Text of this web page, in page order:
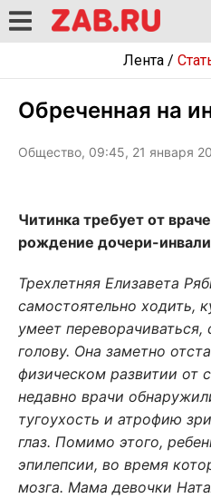
Лента/
Обреченная на
Общество, 09:45, 21 января
Читинка требует от
рождение дочери-
Трехлетняя Елизавета
самостоятельно ходить,
умеет
голову. Она заметно
физическом развитии от
недавно врачи
тугоухость и атрофию
глаз. Помимо этого,
эпилепсии, во время
мозга. Мама девочки